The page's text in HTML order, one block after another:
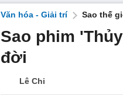
Văn hóa - Giải trí Sao thế
Sao phim
đời
Lê Chi